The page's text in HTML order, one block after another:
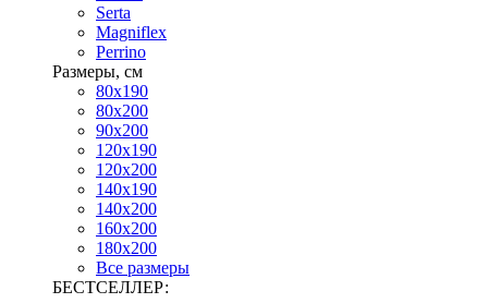
Serta
Magniflex
Perrino
Размеры, см
80х190
80х200
90х200
120х190
120х200
140х190
140х200
160х200
180х200
Все размеры
БЕСТСЕЛЛЕР: